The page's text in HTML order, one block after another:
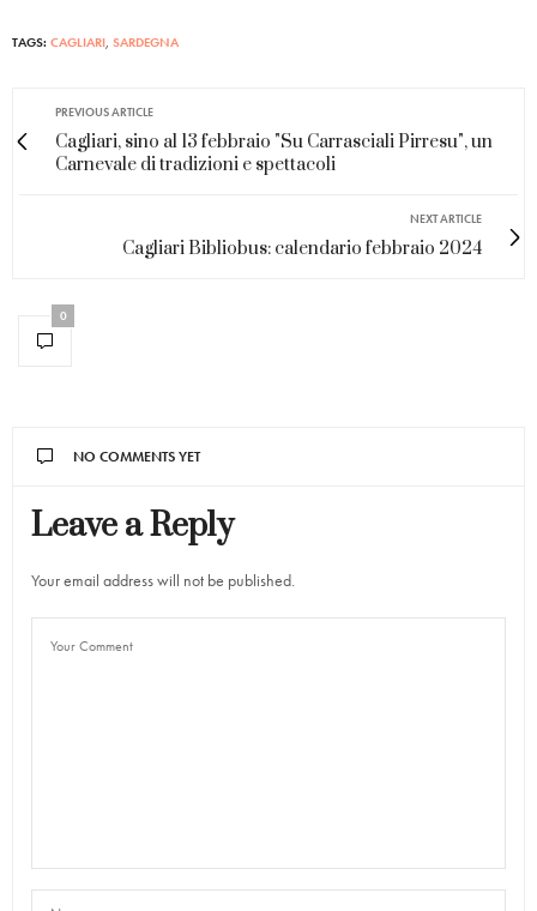
TAGS: CAGLIARI, SARDEGNA
PREVIOUS ARTICLE
Cagliari, sino al 13 febbraio "Su Carrasciali Pirresu", un
Carnevale di tradizioni e spettacoli
NEXT ARTICLE
Cagliari Bibliobus: calendario febbraio 2024
0
NO COMMENTS YET
Leave a Reply
Your email address will not be published.